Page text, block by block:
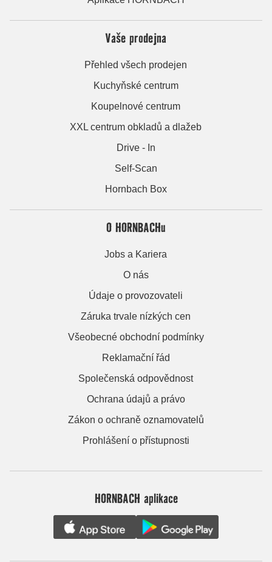
Vaše prodejna
Přehled všech prodejen
Kuchyňské centrum
Koupelnové centrum
XXL centrum obkladů a dlažeb
Drive - In
Self-Scan
Hornbach Box
O HORNBACHu
Jobs a Kariera
O nás
Údaje o provozovateli
Záruka trvale nízkých cen
Všeobecné obchodní podmínky
Reklamační řád
Společenská odpovědnost
Ochrana údajů a právo
Zákon o ochraně oznamovatelů
Prohlášení o přístupnosti
HORNBACH aplikace